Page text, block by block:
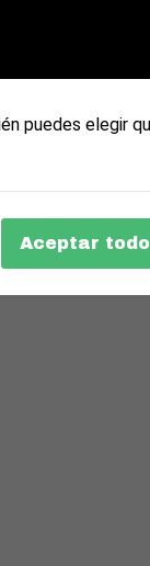
puedes elegir
Aceptar todo